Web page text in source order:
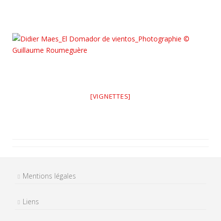
[VIGNETTES]
Mentions légales
Liens